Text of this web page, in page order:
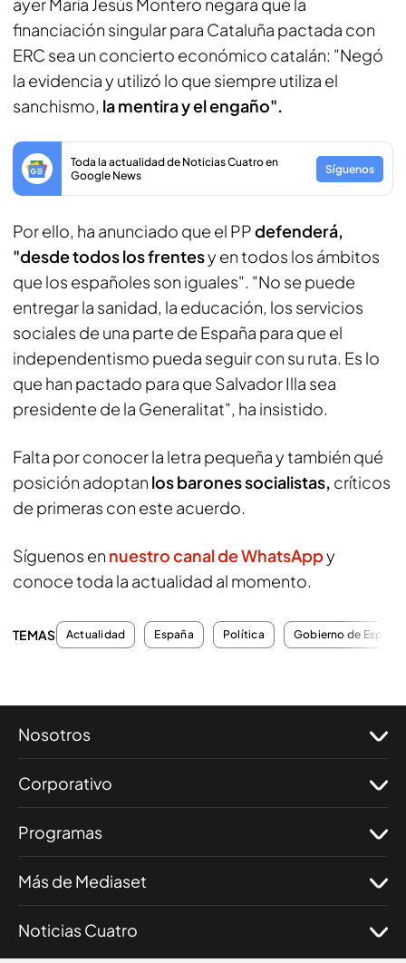
financiación singular para Cataluña pactada con
ERC sea un concierto económico catalán: "Negó
la evidencia y utilizó lo que siempre utiliza el
sanchismo, la mentira y el engaño".
Toda la actualidad de Noticias Cuatro en
Google News
Síguenos
Por ello, ha anunciado que el PPdefenderá,
"desde todos los frentesy en todos los ámbitos
que los españoles son iguales". "No se puede
entregar la sanidad, la educación, los servicios
sociales de una parte de España para que el
independentismo pueda seguir con su ruta. Es lo
que han pactado para que Salvador Illa sea
presidente de la Generalitat", ha insistido.
Falta por conocer la letra pequeña y también qué
posición adoptan los barones socialistas, críticos
de primeras con este acuerdo.
Síguenos en nuestro canal de WhatsAppy
conoce toda la actualidad al momento.
TEMAS Actualidad España Política Gobierno de España
Nosotros
Corporativo
Programas
Más de Mediaset
Noticias Cuatro